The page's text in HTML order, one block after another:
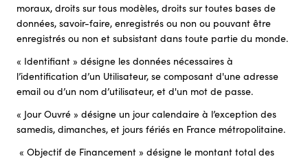
moraux, droits sur tous modèles, droits sur toutes bases de
données, savoir-faire, enregistrés ou non ou pouvant être
enregistrés ou non et subsistant dans toute partie du monde.
« Identifiant » désigne les données nécessaires à
l’identification d’un Utilisateur, se composant d'une adresse
email ou d’un nom d’utilisateur, et d'un mot de passe.
« Jour Ouvré » désigne un jour calendaire à l’exception des
samedis, dimanches, et jours fériés en France métropolitaine.
« Objectif de Financement » désigne le montant total des